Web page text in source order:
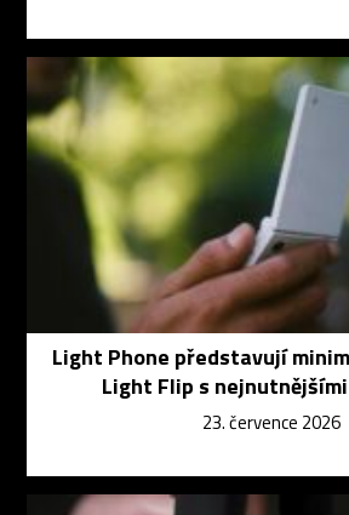
Light Phone představují
Light Flip s
23. července 2026